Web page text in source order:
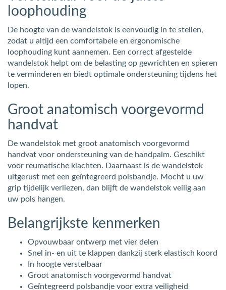
loophouding
De hoogte van de wandelstok is eenvoudig in te stellen,
zodat u altijd een comfortabele en ergonomische
loophouding kunt aannemen. Een correct afgestelde
wandelstok helpt om de belasting op gewrichten en spieren
te verminderen en biedt optimale ondersteuning tijdens het
lopen.
Groot anatomisch voorgevormd
handvat
De wandelstok met groot anatomisch voorgevormd
handvat voor ondersteuning van de handpalm. Geschikt
voor reumatische klachten. Daarnaast is de wandelstok
uitgerust met een geïntegreerd polsbandje. Mocht u uw
grip tijdelijk verliezen, dan blijft de wandelstok veilig aan
uw pols hangen.
Belangrijkste kenmerken
Opvouwbaar ontwerp met vier delen
Snel in- en uit te klappen dankzij sterk elastisch koord
In hoogte verstelbaar
Groot anatomisch voorgevormd handvat
Geïntegreerd polsbandje voor extra veiligheid